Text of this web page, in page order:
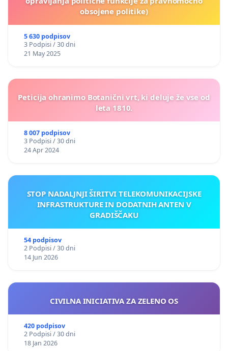
obsojene politike)
5 630 podpisov
3 Podpisi / 30 dni
21 May 2025
Peticija ohranimo Botanični vrt, ki deluje že vse od
leta 1810.
8 007 podpisov
3 Podpisi / 30 dni
24 Apr 2024
STOP NADALJNJI ŠIRITVI TELEKOMUNIKACIJSKE
INFRASTRUKTURE IN DODATNIH ANTEN V
GRADIŠČAKU
54 podpisov
2 Podpisi / 30 dni
14 Jun 2026
CIVILNA INICIATIVA ZA ZELENO OS
420 podpisov
2 Podpisi / 30 dni
18 Jan 2026